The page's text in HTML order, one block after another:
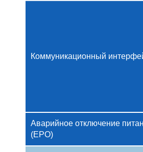
Коммуникационный
Аварийное отключение
(EPO)